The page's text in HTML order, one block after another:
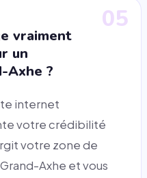
05
vraiment
un
Axhe ?
internet
votre crédibilité
votre zone de
Axhe et vous